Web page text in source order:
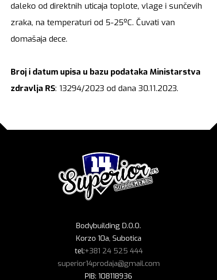
daleko od direktnih uticaja toplote, vlage i sunčevih
zraka, na temperaturi od 5-25ºC. Čuvati van
domašaja dece.
Broj i datum upisa u bazu podataka Ministarstva
zdravlja RS: 13294/2023 od dana 30.11.2023.
Bodybuilding D.O.O.
Korzo 10a, Subotica
tel:+381 24 525 444
superior14prodaja@gmail.com
PIB: 108118936